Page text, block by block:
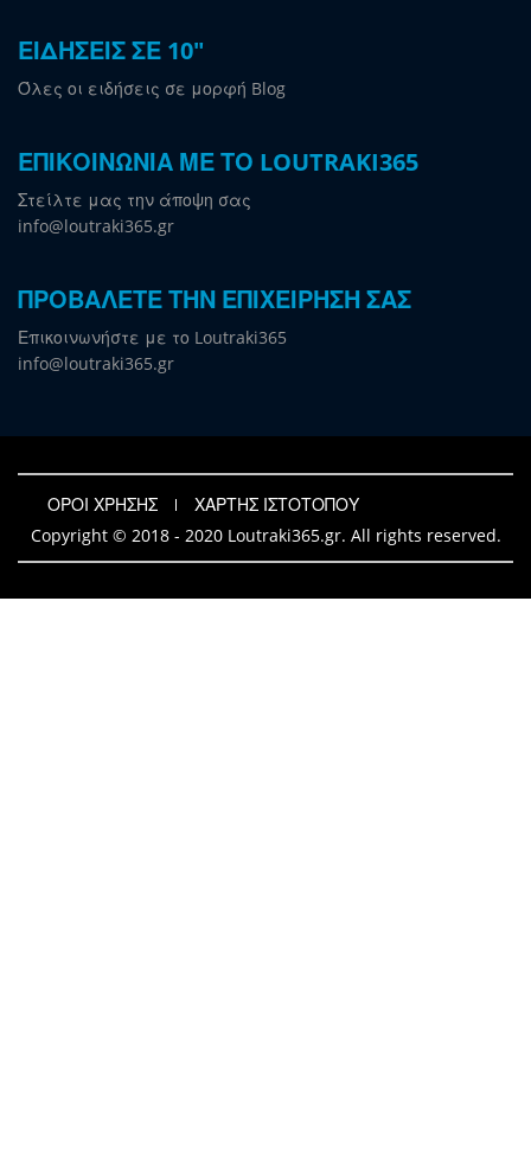
ΕΙΔΗΣΕΙΣ ΣΕ 10"
Όλες οι ειδήσεις σε μορφή Blog
ΕΠΙΚΟΙΝΩΝΙΑ ΜΕ ΤΟ LOUTRAKI365
Στείλτε μας την άποψη σας
info@loutraki365.gr
ΠΡΟΒΑΛΕΤΕ ΤΗΝ ΕΠΙΧΕΙΡΗΣΗ ΣΑΣ
Επικοινωνήστε με το Loutraki365
info@loutraki365.gr
ΟΡΟΙ ΧΡΗΣΗΣ
ΧΑΡΤΗΣ ΙΣΤΟΤΟΠΟΥ
Copyright © 2018 - 2020 Loutraki365.gr. All rights reserved.